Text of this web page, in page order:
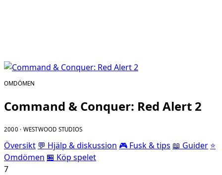
OMDÖMEN
Command & Conquer: Red Alert 2
2000 · WESTWOOD STUDIOS
Översikt 💬 Hjälp & diskussion 🎮 Fusk & tips 📖 Guider ⭐
Omdömen 🏪 Köp spelet
7